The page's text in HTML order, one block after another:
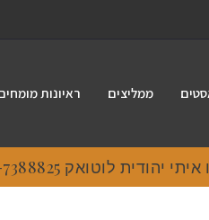
ממליצים ראיונות
לוטואק 054-7388825.